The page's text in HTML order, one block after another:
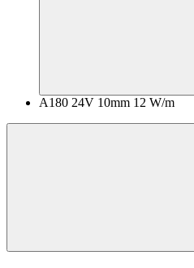
A180 24V 10mm 12 W/m